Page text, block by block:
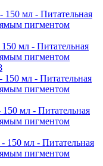
150 мл - Питательная
пигментом
мл - Питательная
пигментом
150 мл - Питательная
пигментом
мл - Питательная
пигментом
150 мл - Питательная
пигментом